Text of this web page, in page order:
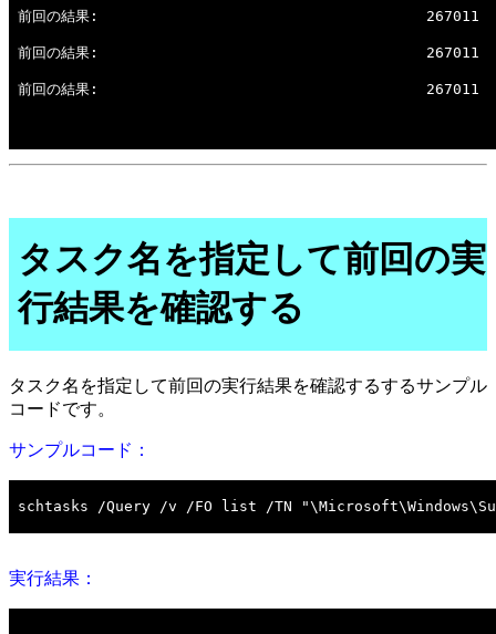
タスク名を指定して前回の実
行結果を確認する
タスク名を指定して前回の実行結果を確認するするサンプル
コードです。
サンプルコード：
実行結果：